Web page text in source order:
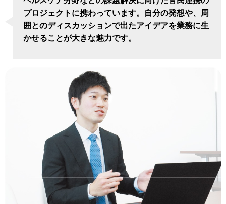
プロジェクトに携わっています。自分の発想や、周
囲とのディスカッションで出たアイデアを業務に生
かせることが大きな魅力です。